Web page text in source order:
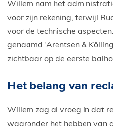
Willem nam het
voor zijn rekening, terwijl
voor de technische
genaamd ‘Arentsen &
zichtbaar op de eerste
Het belang van
Willem zag al vroeg in dat
waaronder het hebben van